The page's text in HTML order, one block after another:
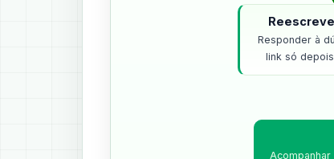
Responder à
link só